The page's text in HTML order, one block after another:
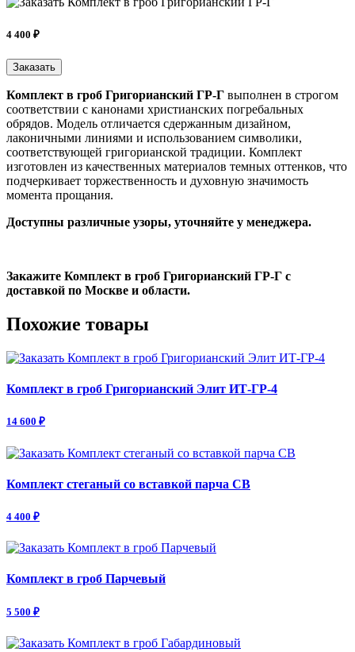
4 400 ₽
Заказать
Комплект в гроб Григорианский ГР-Г выполнен в строгом
соответствии с канонами христианских погребальных
обрядов. Модель отличается сдержанным дизайном,
лаконичными линиями и использованием символики,
соответствующей григорианской традиции. Комплект
изготовлен из качественных материалов темных оттенков, что
подчеркивает торжественность и духовную значимость
момента прощания.
Доступны различные узоры, уточняйте у менеджера.
Закажите Комплект в гроб Григорианский ГР-Г c
доставкой по Москве и области.
Похожие товары
Комплект в гроб Григорианский Элит ИТ-ГР-4
14 600 ₽
Комплект стеганый со вставкой парча СВ
4 400 ₽
Комплект в гроб Парчевый
5 500 ₽